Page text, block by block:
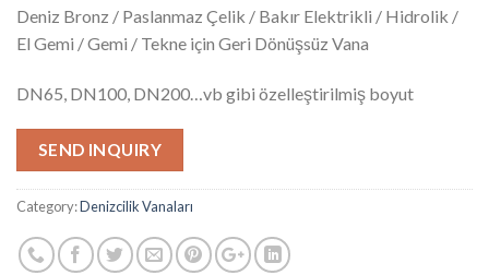
Deniz Bronz / Paslanmaz Çelik / Bakır Elektrikli / Hidrolik /
El Gemi / Gemi / Tekne için Geri Dönüşsüz Vana
DN65, DN100, DN200…vb gibi özelleştirilmiş boyut
SEND INQUIRY
Category:Denizcilik Vanaları